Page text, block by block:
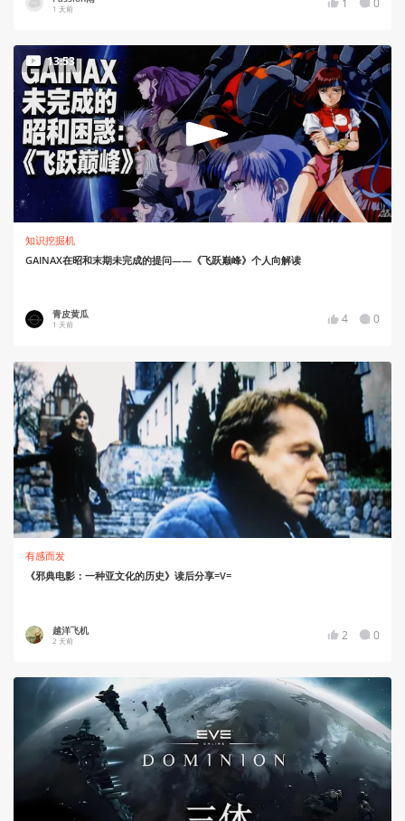
1 天前
13:53
知识挖掘机
GAINAX在昭和末期未完成的提问——《飞跃巅峰》个人向解读
青皮黄瓜
1 天前 4 0
有感而发
《邪典电影：一种亚文化的历史》读后分享=V=
越洋飞机
2 天前 2 0